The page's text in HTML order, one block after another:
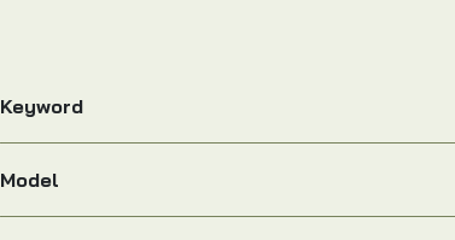
Keyword
Model